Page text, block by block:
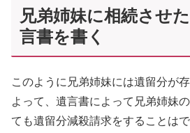
兄弟姉妹に相続させ
言書を書く
このように兄弟姉妹には遺留分が存
よって、遺言書によって兄弟姉妹
ても遺留分減殺請求をすることはで